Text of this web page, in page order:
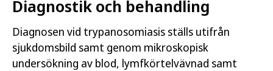
Diagnostik och behandling
Diagnosen vid trypanosomiasis ställs utifrån
sjukdomsbild samt genom mikroskopisk
undersökning av blod, lymfkörtelvävnad samt